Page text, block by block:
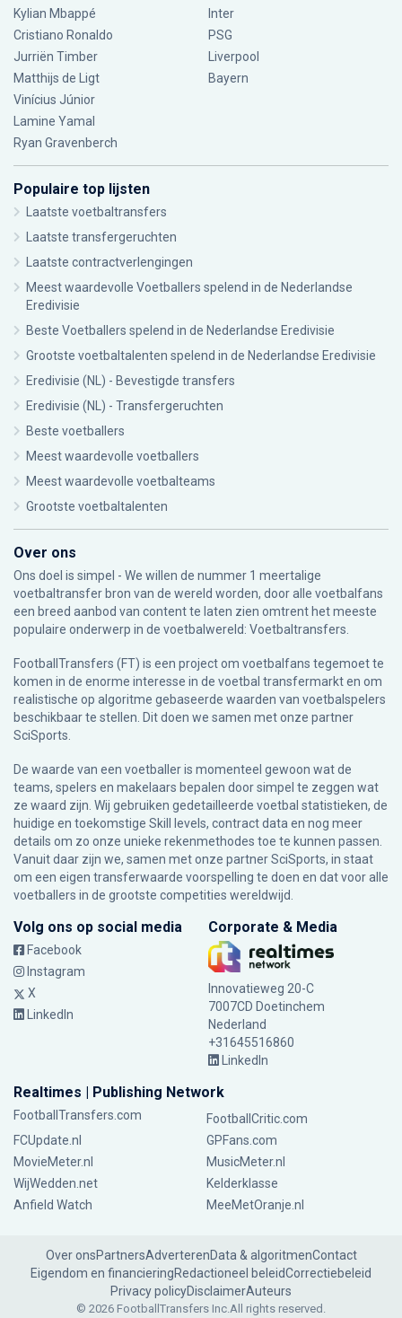
Kylian Mbappé
Cristiano Ronaldo
Jurriën Timber
Matthijs de Ligt
Vinícius Júnior
Lamine Yamal
Ryan Gravenberch
Inter
PSG
Liverpool
Bayern
Populaire top lijsten
Laatste voetbaltransfers
Laatste transfergeruchten
Laatste contractverlengingen
Meest waardevolle Voetballers spelend in de Nederlandse
Eredivisie
Beste Voetballers spelend in de Nederlandse Eredivisie
Grootste voetbaltalenten spelend in de Nederlandse Eredivisie
Eredivisie (NL) - Bevestigde transfers
Eredivisie (NL) - Transfergeruchten
Beste voetballers
Meest waardevolle voetballers
Meest waardevolle voetbalteams
Grootste voetbaltalenten
Over ons
Ons doel is simpel - We willen de nummer 1 meertalige
voetbaltransfer bron van de wereld worden, door alle voetbalfans
een breed aanbod van content te laten zien omtrent het meeste
populaire onderwerp in de voetbalwereld: Voetbaltransfers.
FootballTransfers (FT) is een project om voetbalfans tegemoet te
komen in de enorme interesse in de voetbal transfermarkt en om
realistische op algoritme gebaseerde waarden van voetbalspelers
beschikbaar te stellen. Dit doen we samen met onze partner
SciSports
De waarde van een voetballer is momenteel gewoon wat de
teams, spelers en makelaars bepalen door simpel te zeggen wat
ze waard zijn. Wij gebruiken gedetailleerde voetbal statistieken, de
huidige en toekomstige Skill levels, contract data en nog meer
details om zo onze unieke rekenmethodes toe te kunnen passen.
Vanuit daar zijn we, samen met onze partner SciSports, in staat
om een eigen transferwaarde voorspelling te doen en dat voor alle
voetballers in de grootste competities wereldwijd.
Volg ons op social media
Facebook
Instagram
X
LinkedIn
Corporate & Media
Innovatieweg 20-C
7007CD Doetinchem
Nederland
+31645516860
LinkedIn
Realtimes | Publishing Network
FootballTransfers.com
FootballCritic.com
FCUpdate.nl
GPFans.com
MovieMeter.nl
MusicMeter.nl
WijWedden.net
Kelderklasse
Anfield Watch
MeeMetOranje.nl
Over onsPartnersAdverterenData & algoritmenContact
Eigendom en financieringRedactioneel beleidCorrectiebeleid
Privacy policyDisclaimerAuteurs
© 2026 FootballTransfers Inc.All rights reserved.